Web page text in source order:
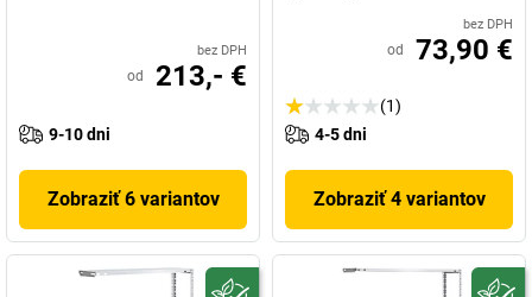
bez DPH
od 213,- €
9-10 dni
Zobraziť 6 variantov
bez DPH
od 73,90 €
(1)
4-5 dni
Zobraziť 4 variantov